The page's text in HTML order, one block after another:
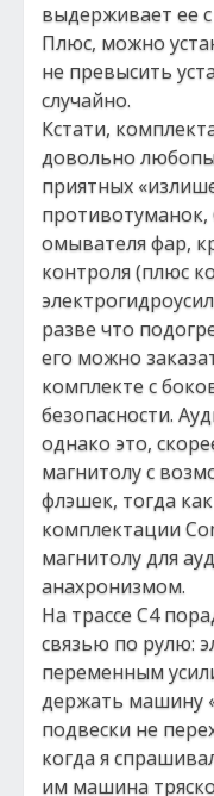
выдерживает ее
Плюс, можно
не превысить
случайно.
Кстати,
довольно
приятных
омывателя фар,
контроля (плюс
разве что
его можно
комплекте с
безопасности.
однако это,
магнитолу с
флэшек, тогда
комплектации
магнитолу для
анахронизмом.
На трассе С4
связью по рулю:
переменным
держать машину
подвески не
когда я
им машина